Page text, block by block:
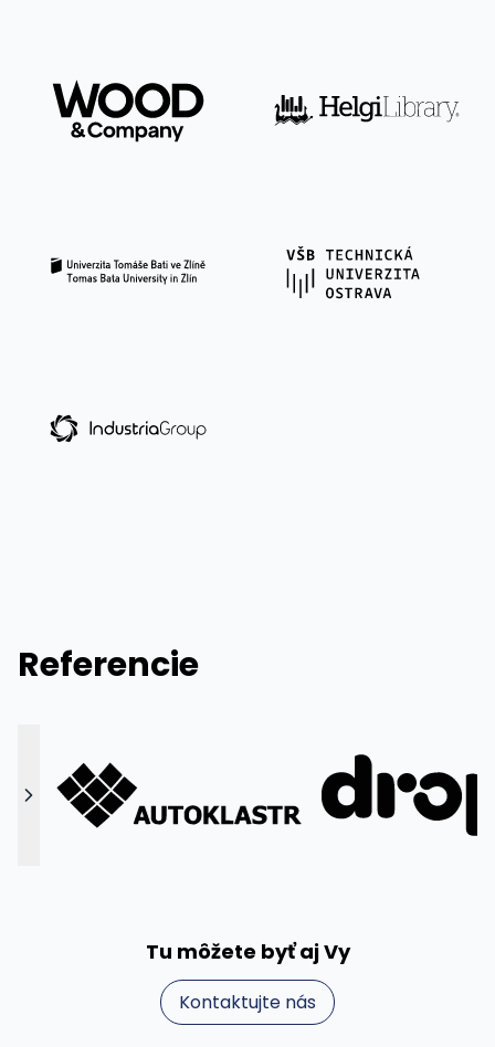
Referencie
Predchádzajúci
Ďalší
Tu môžete byť aj Vy
Kontaktujte nás